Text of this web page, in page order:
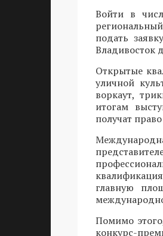
Войти в
подать
Владивосток
Открытые
уличной
воркаут,
итогам
получат
главную
Помимо
конкурс-